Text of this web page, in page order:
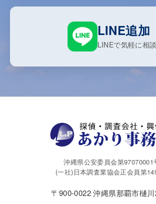
LINE追加
LINEで気軽に相談
沖縄県公安委員会第97070001
(一社)日本調査業協会正会員第
〒900-0022 沖縄県那覇市樋